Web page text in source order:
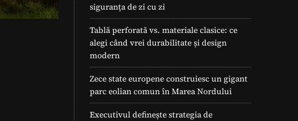
siguranța de zi cu zi
Tablă perforată vs. materiale clasice: ce
alegi când vrei durabilitate și design
modern
Zece state europene construiesc un gigant
parc eolian comun în Marea Nordului
Executivul definește strategia de